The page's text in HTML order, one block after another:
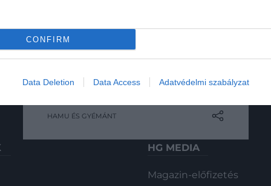
CONFIRM
Data Deletion Data Access Adatvédelmi szabályzat
A vezércsellel világhírűvé vált Anya
Taylor-Joy néhány év alatt
Hollywood egyik
legfoglalkoztatottabb színésznőjévé
vált. Legutóbb egy rövid, ám annál
Második részben láthattuk,
érkezik a Furiosa: Történet a Mad
A Golden Globe-díjas
Anya Taylor-Joy 5
legerősebb alakítása
HAMU ÉS GYÉMÁNT
HG MEDIA
Magazin-előfizetés